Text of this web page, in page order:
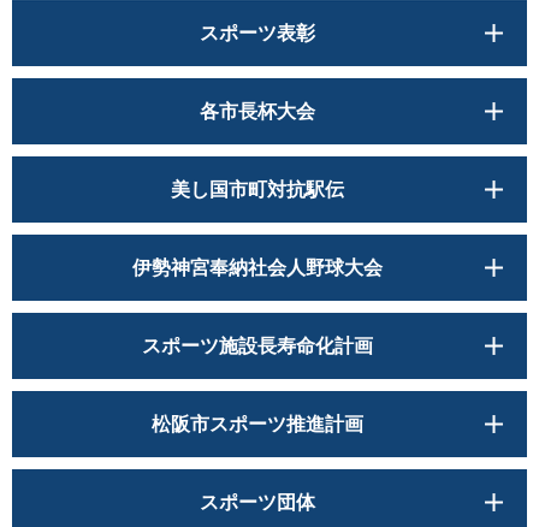
スポーツ表彰
各市長杯大会
美し国市町対抗駅伝
伊勢神宮奉納社会人野球大会
スポーツ施設長寿命化計画
松阪市スポーツ推進計画
スポーツ団体